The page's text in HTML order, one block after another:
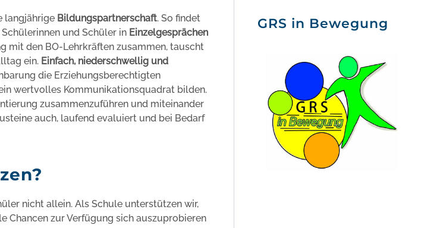
langjährige Bildungspartnerschaft. So findet
und Schüler in Einzelgesprächen
mit den BO-Lehrkräften zusammen, tauscht
ein. Einfach, niederschwellig und
die Erziehungsberechtigten
wertvolles Kommunikationsquadrat bilden.
zusammenzuführen und miteinander
auch, laufend evaluiert und bei Bedarf
nicht allein. Als Schule unterstützen wir,
zur Verfügung sich auszuprobieren
GRS in Bewegung